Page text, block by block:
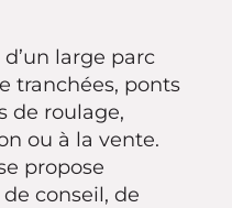
large parc
tranchées, ponts
de roulage,
ou à la vente.
propose
conseil, de